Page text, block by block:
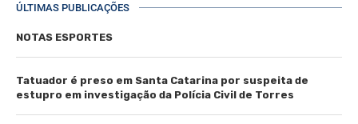
ÚLTIMAS PUBLICAÇÕES
NOTAS ESPORTES
Tatuador é preso em Santa Catarina por suspeita de
estupro em investigação da Polícia Civil de Torres